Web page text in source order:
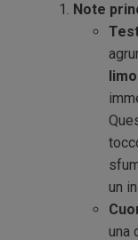
Note
un
una